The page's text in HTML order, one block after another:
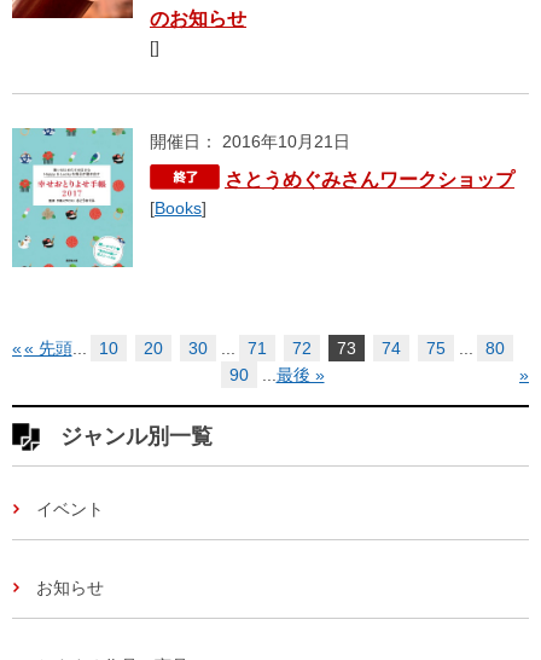
のお知らせ
[]
開催日： 2016年10月21日
さとうめぐみさんワークショップ
[Books]
« 先頭
« ... 10 20 30 71 72 73 74 75
80
90
»
最後 »
ジャンル別一覧
イベント
お知らせ